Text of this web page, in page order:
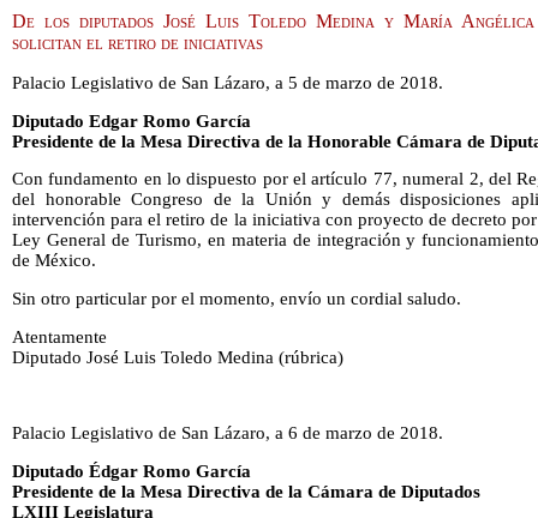
De los diputados José Luis Toledo Medina y María
solicitan el retiro de iniciativas
Palacio Legislativo de San Lázaro, a 5 de marzo de 2018.
Diputado Edgar Romo García
Presidente de la Mesa Directiva de la Honorable Cámara de
Con fundamento en lo dispuesto por el artículo 77, numeral 2, del
del honorable Congreso de la Unión y demás disposiciones
intervención para el retiro de la iniciativa con proyecto de decreto
Ley General de Turismo, en materia de integración y
de México.
Sin otro particular por el momento, envío un cordial saludo.
Atentamente
Diputado José Luis Toledo Medina (rúbrica)
Palacio Legislativo de San Lázaro, a 6 de marzo de 2018.
Diputado Édgar Romo García
Presidente de la Mesa Directiva de la Cámara de Diputados
LXIII Legislatura